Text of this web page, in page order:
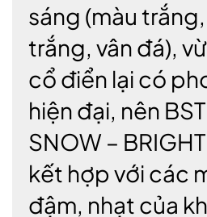
sáng (màu
trắng, vân đá),
cổ điển lại có
hiện đại, nên
SNOW –
kết hợp với các
đậm, nhạt của